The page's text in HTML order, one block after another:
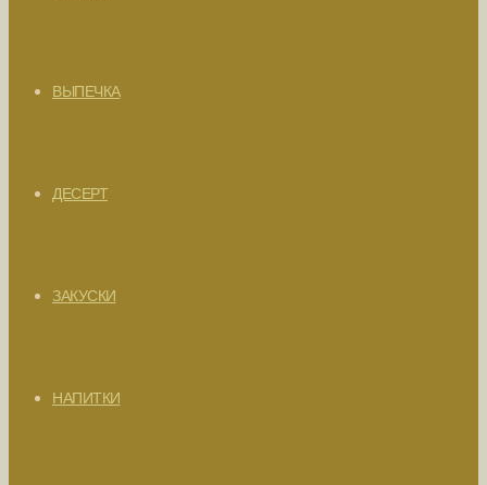
ВЫПЕЧКА
ДЕСЕРТ
ЗАКУСКИ
НАПИТКИ